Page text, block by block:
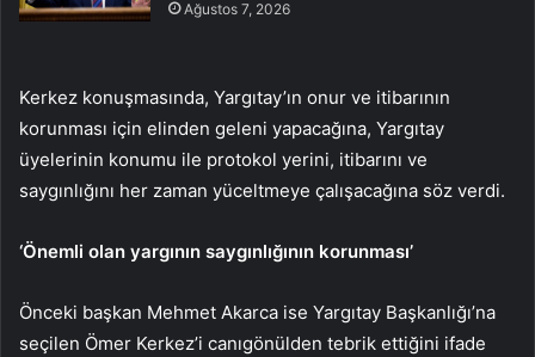
Ağustos 7, 2026
Kerkez konuşmasında, Yargıtay’ın onur ve itibarının
korunması için elinden geleni yapacağına, Yargıtay
üyelerinin konumu ile protokol yerini, itibarını ve
saygınlığını her zaman yüceltmeye çalışacağına söz verdi.
‘Önemli olan yargının saygınlığının korunması’
Önceki başkan Mehmet Akarca ise Yargıtay Başkanlığı’na
seçilen Ömer Kerkez’i canıgönülden tebrik ettiğini ifade